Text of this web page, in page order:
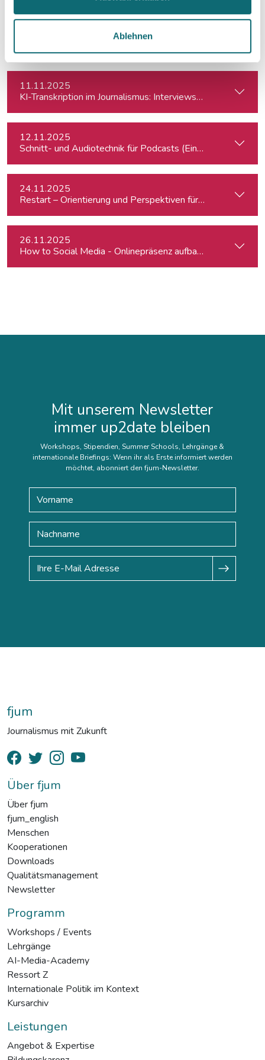
Ablehnen
11.11.2025
KI-Transkription im Journalismus: Interviews &
12.11.2025
Schnitt- und Audiotechnik für Podcasts (Einsteiger:innen)
24.11.2025
Restart – Orientierung und Perspektiven für Medienprofis
26.11.2025
How to Social Media - Onlinepräsenz aufbauen & Beiträge
Mit unserem Newsletter
immer up2date bleiben
Workshops, Stipendien, Summer Schools, Lehrgänge &
internationale Briefings: Wenn ihr als Erste informiert werden
möchtet, abonniert den fjum-Newsletter.
fjum
Journalismus mit Zukunft
Über fjum
Über fjum
fjum_english
Menschen
Kooperationen
Downloads
Qualitätsmanagement
Newsletter
Programm
Workshops / Events
Lehrgänge
AI-Media-Academy
Ressort Z
Internationale Politik im Kontext
Kursarchiv
Leistungen
Angebot & Expertise